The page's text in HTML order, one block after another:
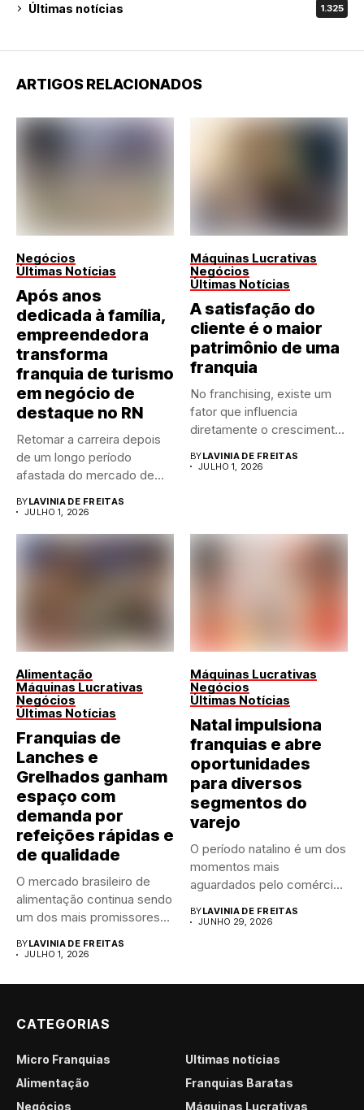
Últimas notícias 1.325
ARTIGOS RELACIONADOS
Negócios
Últimas Notícias
Após anos
dedicada à família,
empreendedora
transforma
franquia de turismo
em negócio de
destaque no RN
Retomar a carreira depois
de um longo período
afastada do mercado de...
BYLAVINIA DE FREITAS
JULHO 1, 2026
Máquinas Lucrativas
Negócios
Últimas Notícias
A satisfação do
cliente é o maior
patrimônio de uma
franquia
No franchising, existe um
fator que influencia
diretamente o crescimento
BYLAVINIA DE FREITAS
JULHO 1, 2026
Alimentação
Máquinas Lucrativas
Negócios
Últimas Notícias
Franquias de
Lanches e
Grelhados ganham
espaço com
demanda por
refeições rápidas e
de qualidade
O mercado brasileiro de
alimentação continua sendo
um dos mais promissores
BYLAVINIA DE FREITAS
JULHO 1, 2026
Máquinas Lucrativas
Negócios
Últimas Notícias
Natal impulsiona
franquias e abre
oportunidades
para diversos
segmentos do
varejo
O período natalino é um dos
momentos mais
aguardados pelo comércio
BYLAVINIA DE FREITAS
JUNHO 29, 2026
CATEGORIAS
Micro Franquias
Últimas notícias
Alimentação
Franquias Baratas
Negócios
Máquinas Lucrativas